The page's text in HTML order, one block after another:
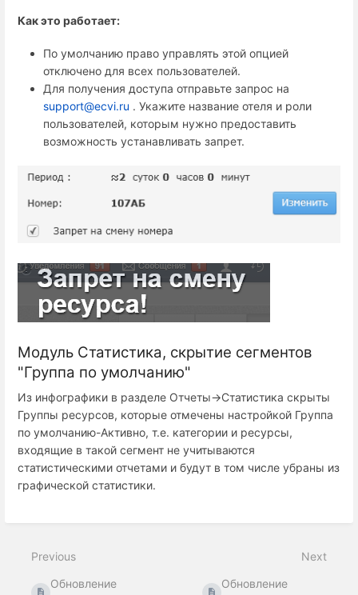
Как это работает:
По умолчанию право управлять этой опцией
отключено для всех пользователей.
Для получения доступа отправьте запрос на
support@ecvi.ru . Укажите название отеля и роли
пользователей, которым нужно предоставить
возможность устанавливать запрет.
Модуль Статистика, скрытие сегментов
"Группа по умолчанию"
Из инфографики в разделе Отчеты->Статистика скрыты
Группы ресурсов, которые отмечены настройкой Группа
по умолчанию-Активно, т.е. категории и ресурсы,
входящие в такой сегмент не учитываются
статистическими отчетами и будут в том числе убраны из
графической статистики.
Previous
Обновление
Next
Обновление